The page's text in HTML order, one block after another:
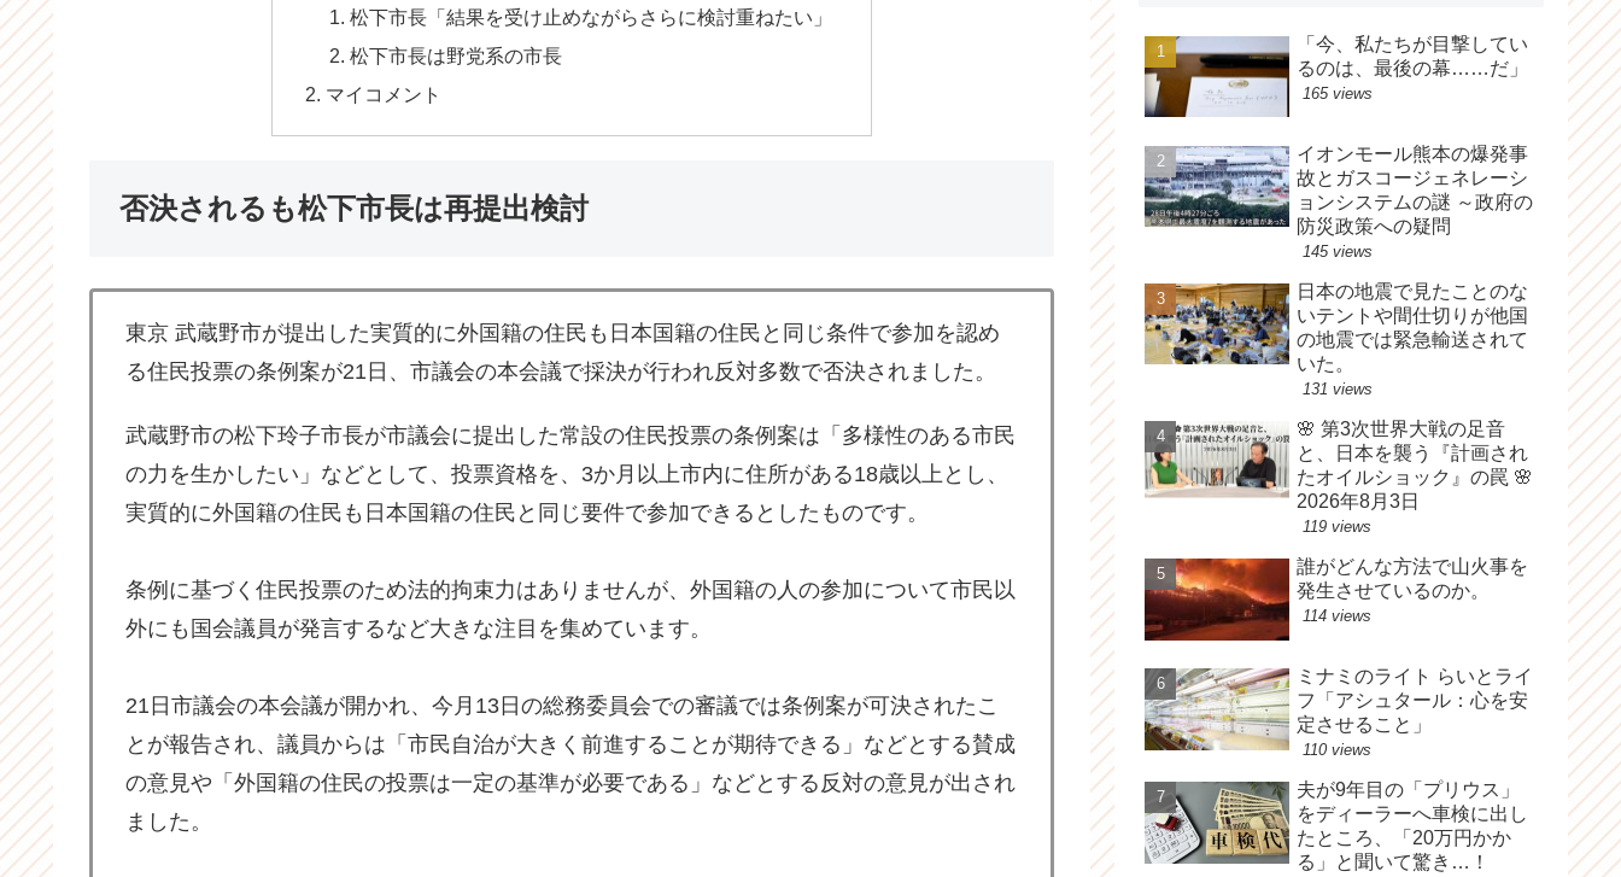
松下市長「結果を受け止めながらさらに検討重ねたい」
松下市長は野党系の市長
マイコメント
否決されるも松下市長は再提出検討
東京 武蔵野市が提出した実質的に外国籍の住民も日本国籍の住民と同じ条件で参加を認め
る住民投票の条例案が21日、市議会の本会議で採決が行われ反対多数で否決されました。
武蔵野市の松下玲子市長が市議会に提出した常設の住民投票の条例案は「多様性のある市民
の力を生かしたい」などとして、投票資格を、3か月以上市内に住所がある18歳以上とし、
実質的に外国籍の住民も日本国籍の住民と同じ要件で参加できるとしたものです。
条例に基づく住民投票のため法的拘束力はありませんが、外国籍の人の参加について市民以
外にも国会議員が発言するなど大きな注目を集めています。
21日市議会の本会議が開かれ、今月13日の総務委員会での審議では条例案が可決されたこ
とが報告され、議員からは「市民自治が大きく前進することが期待できる」などとする賛成
の意見や「外国籍の住民の投票は一定の基準が必要である」などとする反対の意見が出され
ました。
「今、私たちが目撃してい
るのは、最後の幕……だ」
165 views
イオンモール熊本の爆発事
故とガスコージェネレーシ
ョンシステムの謎 ～政府の
防災政策への疑問
145 views
日本の地震で見たことのな
いテントや間仕切りが他国
の地震では緊急輸送されて
いた。
131 views
🌸 第3次世界大戦の足音
と、日本を襲う『計画され
たオイルショック』の罠 🌸
2026年8月3日
119 views
誰がどんな方法で山火事を
発生させているのか。
114 views
ミナミのライト らいとライ
フ「アシュタール：心を安
定させること」
110 views
夫が9年目の「プリウス」
をディーラーへ車検に出し
たところ、「20万円かか
る」と聞いて驚き…！